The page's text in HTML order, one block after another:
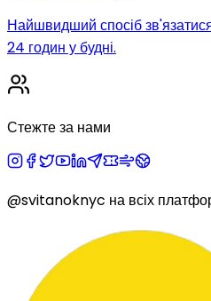
Найшвидший спосіб
24 годин у будні.
Стежте за нами
@svitanoknyc на всіх